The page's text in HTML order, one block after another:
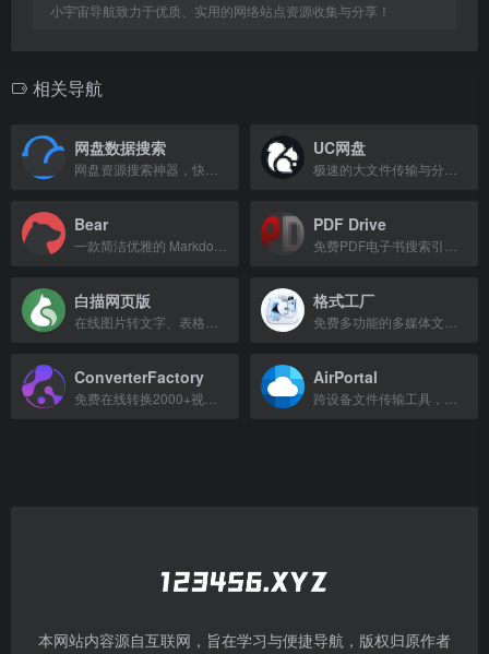
小宇宙导航致力于优质、实用的网络站点资源收集与分享！
相关导航
网盘数据搜索 UC网盘
Bear PDF Drive
白描网页版 格式工厂
ConverterFactory AirPortal
本网站内容源自互联网，旨在学习与便捷导航，版权归原作者